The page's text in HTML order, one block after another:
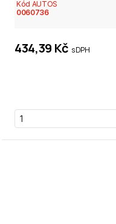
Kód AUTOS
0060736
434,39 Kč s DPH